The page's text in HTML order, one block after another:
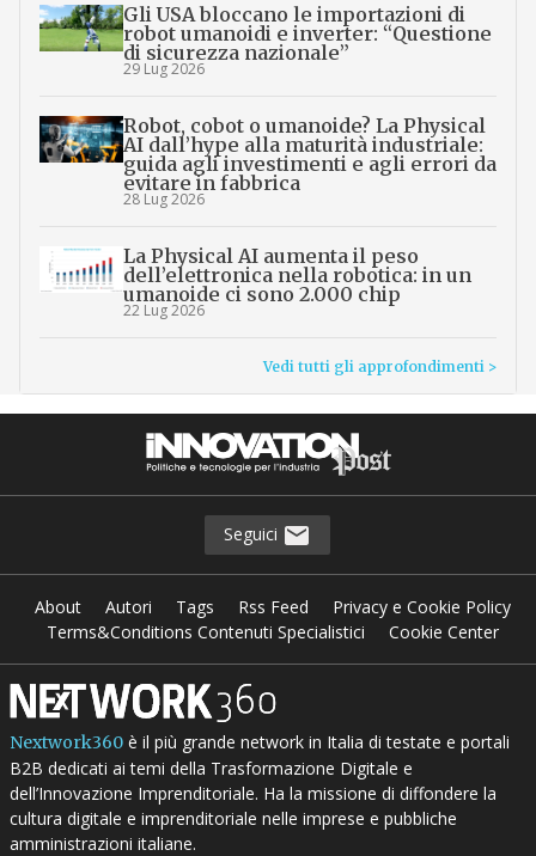
Gli USA bloccano le importazioni di
robot umanoidi e inverter: “Questione
di sicurezza nazionale”
29 Lug 2026
Robot, cobot o umanoide? La Physical
AI dall’hype alla maturità industriale:
guida agli investimenti e agli errori da
evitare in fabbrica
28 Lug 2026
La Physical AI aumenta il peso
dell’elettronica nella robotica: in un
umanoide ci sono 2.000 chip
22 Lug 2026
Vedi tutti gli approfondimenti >
Seguici
About Autori Tags Rss Feed
Privacy e Cookie Policy
Terms&Conditions Contenuti Specialistici
Cookie Center
Nextwork360è il più grande network in Italia di testate e portali
B2B dedicati ai temi della Trasformazione Digitale e
dell’Innovazione Imprenditoriale. Ha la missione di diffondere la
cultura digitale e imprenditoriale nelle imprese e pubbliche
amministrazioni italiane.